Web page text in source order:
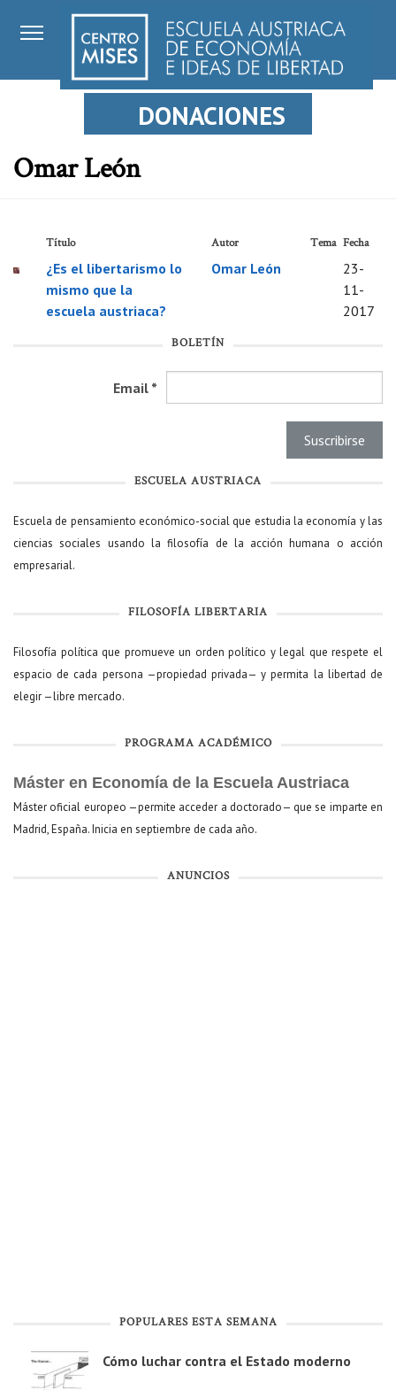
DONACIONES
Omar León
Título Autor Tema Fecha
¿Es el libertarismo lo
mismo que la
escuela austriaca?
Omar León
23-
11-
2017
BOLETÍN
Email *
ESCUELA AUSTRIACA
Escuela de pensamiento económico-social que estudia la economía y las
ciencias sociales usando la filosofía de la acción humana o acción
empresarial.
FILOSOFÍA LIBERTARIA
Filosofía política que promueve un orden político y legal que respete el
espacio de cada persona —propiedad privada— y permita la libertad de
elegir —libre mercado.
PROGRAMA ACADÉMICO
Máster en Economía de la Escuela Austriaca
Máster oficial europeo —permite acceder a doctorado— que se imparte en
Madrid, España. Inicia en septiembre de cada año.
ANUNCIOS
POPULARES ESTA SEMANA
Cómo luchar contra el Estado moderno